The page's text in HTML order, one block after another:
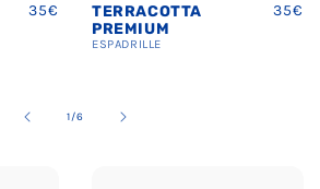
Prix
habituel
35€
ESPADRILLE
BLEU MARINE
PREMIUM
Prix
35€
2/de
6